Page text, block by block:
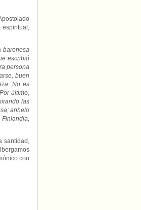
espiritual,
baronesa
escribió
persona
buen
No es
último,
las
anhelo
santidad,
con